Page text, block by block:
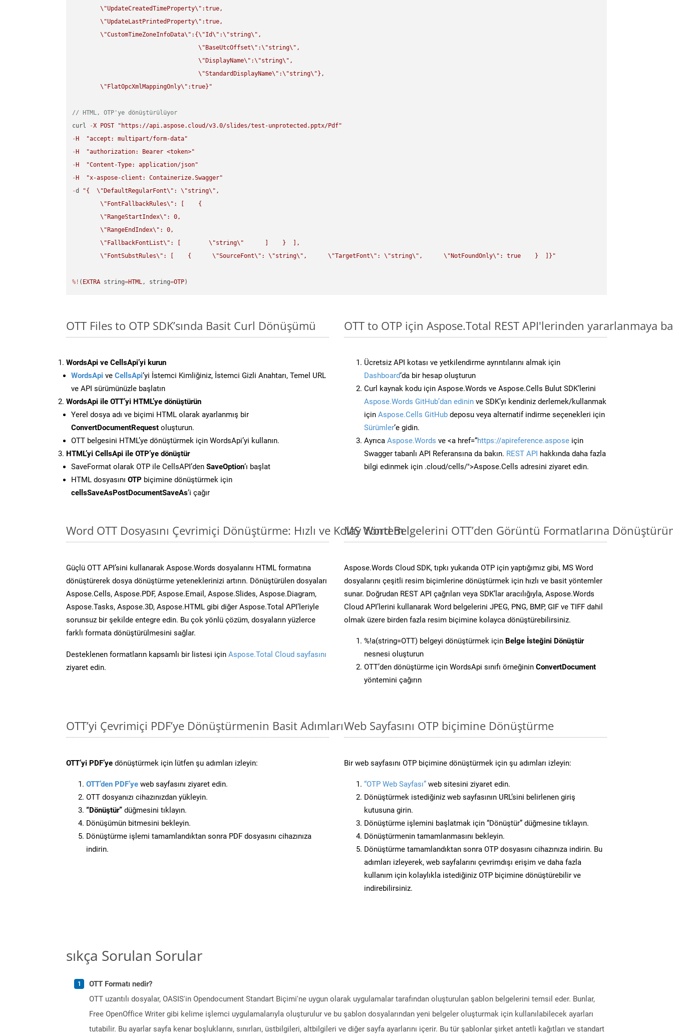
\"UpdateCreatedTimeProperty\" :true,
\"UpdateLastPrintedProperty\" :true,
\"CustomTimeZoneInfoData\" :{\"Id\" :\"string\" ,
\" BaseUtcOffset\" :\"string\" ,
\" DisplayName\" :\"string\" ,
\"StandardDisplayName\" :\"string\" },
\" FlatOpcXmlMappingOnly\" :true}"
// HTML, OTP'ye dönüştürülüyor
curl
-X POST
"https://api.aspose.cloud/v3.0/slides/test-unprotected.pptx/Pdf"
- H
"accept: multipart/form-data"
- H
"authorization: Bearer <token>"
- H
"Content-Type: application/json"
- H
"x-aspose-client: Containerize.Swagger"
-d "{ \" DefaultRegularFont\" : \"string\" ,
\" FontFallbackRules\" : [    {
\" RangeStartIndex\" : 0,
\" RangeEndIndex\" : 0,
\" FallbackFontList\" : [ \"string\"
      ]    }  ],
\" FontSubstRules\" : [    { \"SourceFont\" : \"string\" , \"TargetFont\" : \"string\" , \" NotFoundOnly\" : true    }  ]}"
%! ( EXTRA string=HTML, string=OTP)
OTT Files to OTP SDK’sında Basit Curl Dönüşümü
WordsApi ve CellsApi’yi kurun
WordsApi ve CellsApi‘yi İstemci Kimliğiniz, İstemci Gizli Anahtarı, Temel URL
ve API sürümünüzle başlatın
WordsApi ile OTT’yi HTML’ye dönüştürün
Yerel dosya adı ve biçimi HTML olarak ayarlanmış bir
ConvertDocumentRequest oluşturun.
OTT belgesini HTML’ye dönüştürmek için WordsApi’yi kullanın.
HTML’yi CellsApi ile OTP’ye dönüştür
SaveFormat olarak OTP ile CellsAPI’den SaveOption‘ı başlat
HTML dosyasını OTP biçimine dönüştürmek için
cellsSaveAsPostDocumentSaveAs‘i çağır
OTT to OTP için Aspose.Total REST API'lerinden yararlanmaya
Ücretsiz API kotası ve yetkilendirme ayrıntılarını almak için
Dashboard‘da bir hesap oluşturun
Curl kaynak kodu için Aspose.Words ve Aspose.Cells Bulut SDK’lerini
Aspose.Words GitHub’dan edinin ve SDK’yı kendiniz derlemek/kullanmak
için Aspose.Cells GitHub deposu veya alternatif indirme seçenekleri için
Sürümler‘e gidin.
Ayrıca Aspose.Words ve <a href=“https://apireference.aspose için
Swagger tabanlı API Referansına da bakın. REST API hakkında daha fazla
bilgi edinmek için .cloud/cells/">Aspose.Cells adresini ziyaret edin.
Word OTT Dosyasını Çevrimiçi Dönüştürme: Hızlı ve Kolay Yöntem
Güçlü OTT API’sini kullanarak Aspose.Words dosyalarını HTML formatına
dönüştürerek dosya dönüştürme yeteneklerinizi artırın. Dönüştürülen dosyaları
Aspose.Cells, Aspose.PDF, Aspose.Email, Aspose.Slides, Aspose.Diagram,
Aspose.Tasks, Aspose.3D, Aspose.HTML gibi diğer Aspose.Total API’leriyle
sorunsuz bir şekilde entegre edin. Bu çok yönlü çözüm, dosyaların yüzlerce
farklı formata dönüştürülmesini sağlar.
Desteklenen formatların kapsamlı bir listesi için Aspose.Total Cloud sayfasını
ziyaret edin.
MS Word Belgelerini OTT’den Görüntü Formatlarına Dönüştürün
Aspose.Words Cloud SDK, tıpkı yukarıda OTP için yaptığımız gibi, MS Word
dosyalarını çeşitli resim biçimlerine dönüştürmek için hızlı ve basit yöntemler
sunar. Doğrudan REST API çağrıları veya SDK’lar aracılığıyla, Aspose.Words
Cloud API’lerini kullanarak Word belgelerini JPEG, PNG, BMP, GIF ve TIFF dahil
olmak üzere birden fazla resim biçimine kolayca dönüştürebilirsiniz.
%!a(string=OTT) belgeyi dönüştürmek için Belge İsteğini Dönüştür
nesnesi oluşturun
OTT’den dönüştürme için WordsApi sınıfı örneğinin ConvertDocument
yöntemini çağırın
OTT’yi Çevrimiçi PDF’ye Dönüştürmenin Basit Adımları
OTT’yi PDF’ye dönüştürmek için lütfen şu adımları izleyin:
OTT’den PDF’ye web sayfasını ziyaret edin.
OTT dosyanızı cihazınızdan yükleyin.
“Dönüştür” düğmesini tıklayın.
Dönüşümün bitmesini bekleyin.
Dönüştürme işlemi tamamlandıktan sonra PDF dosyasını cihazınıza
indirin.
Web Sayfasını OTP biçimine Dönüştürme
Bir web sayfasını OTP biçimine dönüştürmek için şu adımları izleyin:
“OTP Web Sayfası” web sitesini ziyaret edin.
Dönüştürmek istediğiniz web sayfasının URL’sini belirlenen giriş
kutusuna girin.
Dönüştürme işlemini başlatmak için “Dönüştür” düğmesine tıklayın.
Dönüştürmenin tamamlanmasını bekleyin.
Dönüştürme tamamlandıktan sonra OTP dosyasını cihazınıza indirin. Bu
adımları izleyerek, web sayfalarını çevrimdışı erişim ve daha fazla
kullanım için kolaylıkla istediğiniz OTP biçimine dönüştürebilir ve
indirebilirsiniz.
sıkça Sorulan Sorular
OTT Formatı nedir?
OTT uzantılı dosyalar, OASIS'in Opendocument Standart Biçimi'ne uygun olarak uygulamalar tarafından oluşturulan şablon belgelerini temsil eder. Bunlar,
Free OpenOffice Writer gibi kelime işlemci uygulamalarıyla oluşturulur ve bu şablon dosyalarından yeni belgeler oluşturmak için kullanılabilecek ayarları
tutabilir. Bu ayarlar sayfa kenar boşluklarını, sınırları, üstbilgileri, altbilgileri ve diğer sayfa ayarlarını içerir. Bu tür şablonlar şirket antetli kağıtları ve standart